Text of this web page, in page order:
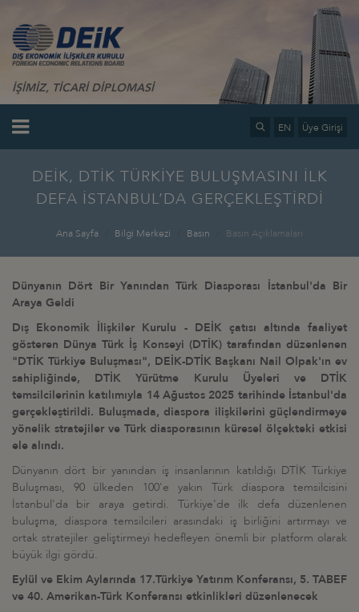
İŞİMİZ, TİCARİ DİPLOMASİ
EN Üye Girişi
DEİK, DTİK TÜRKİYE BULUŞMASINI İLK
DEFA İSTANBUL’DA GERÇEKLEŞTİRDİ
Ana Sayfa Bilgi Merkezi Basın Basın Açıklamaları
Dünyanın Dört Bir Yanından Türk Diasporası İstanbul'da Bir
Araya Geldi
Dış Ekonomik İlişkiler Kurulu - DEİK çatısı altında faaliyet
gösteren Dünya Türk İş Konseyi (DTİK) tarafından düzenlenen
"DTİK Türkiye Buluşması", DEİK-DTİK Başkanı Nail Olpak'ın ev
sahipliğinde, DTİK Yürütme Kurulu Üyeleri ve DTİK
temsilcilerinin katılımıyla 14 Ağustos 2025 tarihinde İstanbul'da
gerçekleştirildi. Buluşmada, diaspora ilişkilerini güçlendirmeye
yönelik stratejiler ve Türk diasporasının küresel ölçekteki etkisi
ele alındı.
Dünyanın dört bir yanından iş insanlarının katıldığı DTİK Türkiye
Buluşması, 90 ülkeden 100'e yakın Türk diaspora temsilcisini
İstanbul'da bir araya getirdi. Türkiye'de ilk defa düzenlenen
buluşma, diaspora temsilcileri arasındaki iş birliğini artırmayı ve
ortak stratejiler geliştirmeyi hedefleyen önemli bir platform olarak
büyük ilgi gördü.
Eylül ve Ekim Aylarında 17.Türkiye Yatırım Konferansı, 5. TABEF
ve 40. Amerikan-Türk Konferansı etkinlikleri düzenlenecek